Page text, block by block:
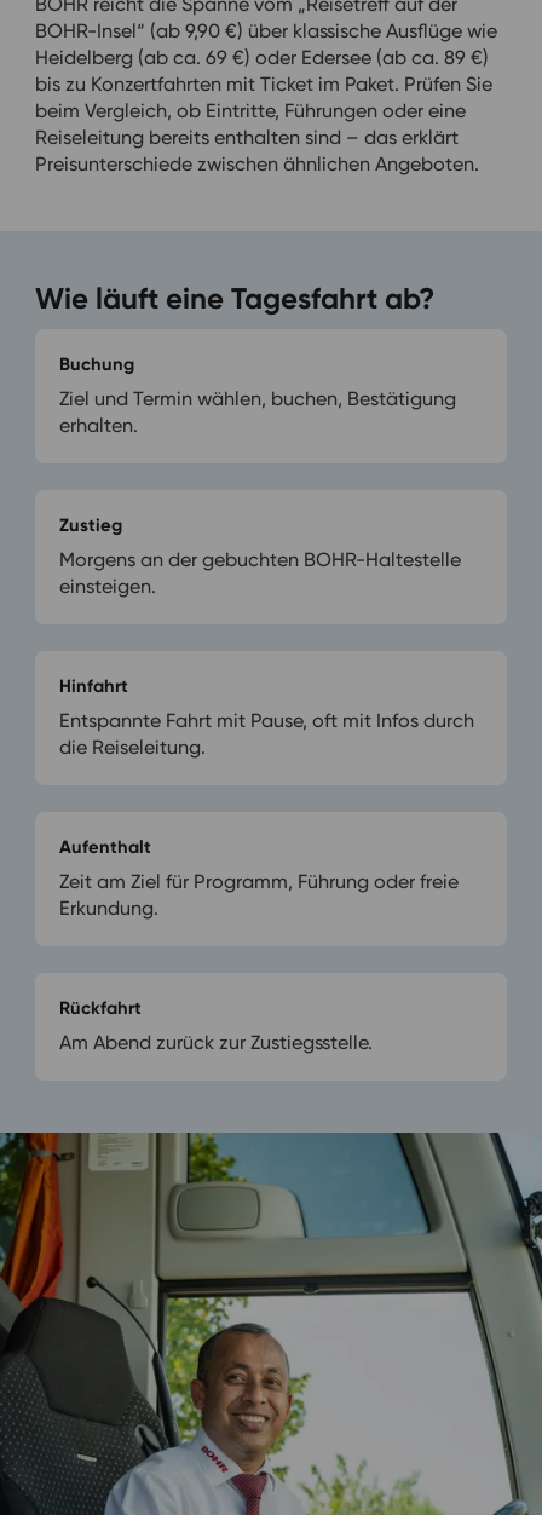
BOHR-Insel“ (ab 9,90 €) über klassische Ausflüge wie
Heidelberg (ab ca. 69 €) oder Edersee (ab ca. 89 €)
bis zu Konzertfahrten mit Ticket im Paket. Prüfen Sie
beim Vergleich, ob Eintritte, Führungen oder eine
Reiseleitung bereits enthalten sind – das erklärt
Preisunterschiede zwischen ähnlichen Angeboten.
Wie läuft eine Tagesfahrt ab?
Buchung
Ziel und Termin wählen, buchen, Bestätigung
erhalten.
Zustieg
Morgens an der gebuchten BOHR-Haltestelle
einsteigen.
Hinfahrt
Entspannte Fahrt mit Pause, oft mit Infos durch
die Reiseleitung.
Aufenthalt
Zeit am Ziel für Programm, Führung oder freie
Erkundung.
Rückfahrt
Am Abend zurück zur Zustiegsstelle.